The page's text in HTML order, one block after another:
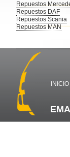
Repuestos
Repuestos DAF
Repuestos Scania
Repuestos MAN
INICIO